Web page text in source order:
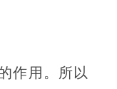
作用。所以